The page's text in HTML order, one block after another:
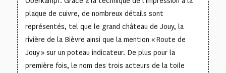
plaque de cuivre, de nombreux détails sont
représentés, tel que le grand château de Jouy, la
rivière de la Bièvre ainsi que la mention « Route de
Jouy » sur un poteau indicateur. De plus pour la
première fois, le nom des trois acteurs de la toile